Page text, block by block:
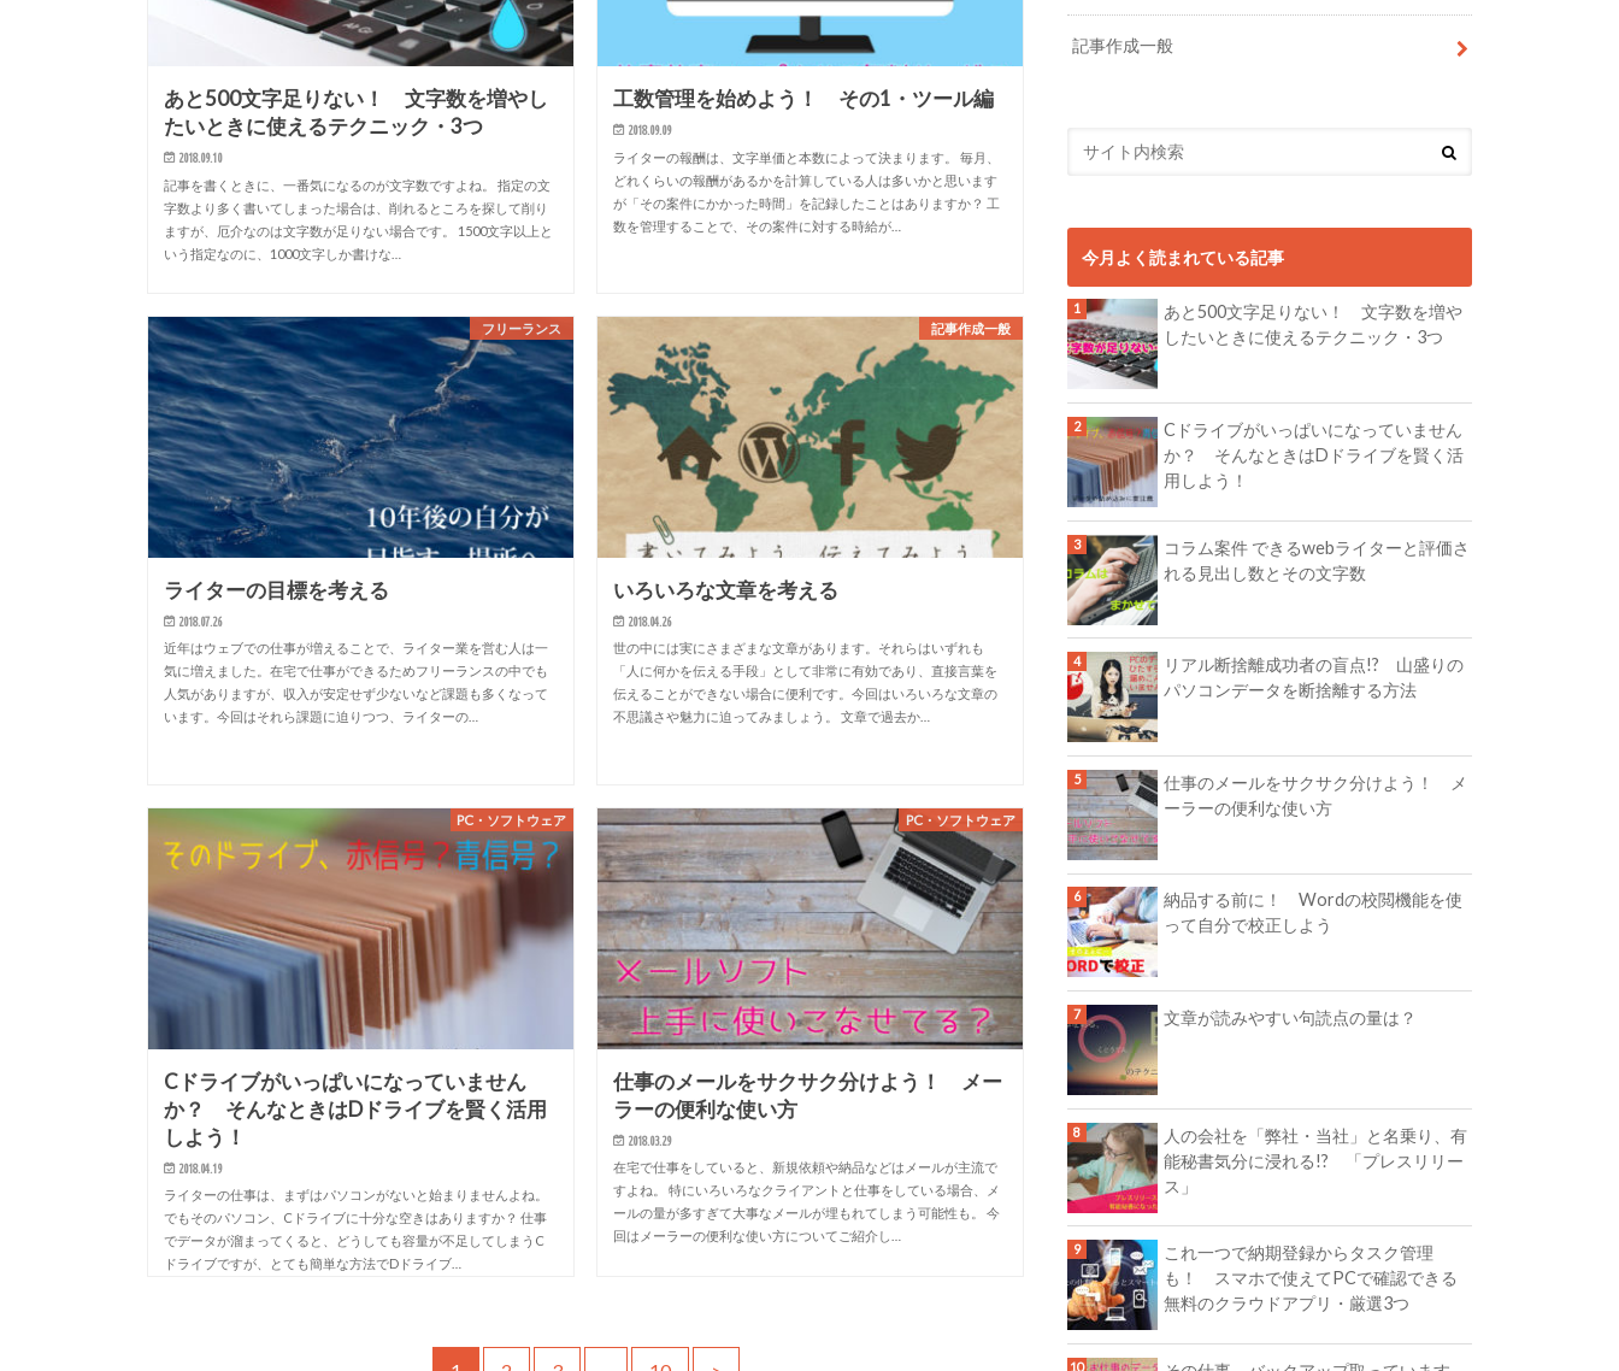
あと500文字足りない！ 文字数を増やし
たいときに使えるテクニック・3つ
2018.09.10
記事を書くときに、一番気になるのが文字数ですよね。 指定の文
字数より多く書いてしまった場合は、削れるところを探して削り
ますが、厄介なのは文字数が足りない場合です。 1500文字以上と
いう指定なのに、1000文字しか書けな…
工数管理を始めよう！ その1・ツール編
2018.09.09
ライターの報酬は、文字単価と本数によって決まります。 毎月、
どれくらいの報酬があるかを計算している人は多いかと思います
が「その案件にかかった時間」を記録したことはありますか？ 工
数を管理することで、その案件に対する時給が…
フリーランス
ライターの目標を考える
2018.07.26
近年はウェブでの仕事が増えることで、ライター業を営む人は一
気に増えました。在宅で仕事ができるためフリーランスの中でも
人気がありますが、収入が安定せず少ないなど課題も多くなって
います。今回はそれら課題に迫りつつ、ライターの…
記事作成一般
いろいろな文章を考える
2018.04.26
世の中には実にさまざまな文章があります。それらはいずれも
「人に何かを伝える手段」として非常に有効であり、直接言葉を
伝えることができない場合に便利です。今回はいろいろな文章の
不思議さや魅力に迫ってみましょう。 文章で過去か…
PC・ソフトウェア
Cドライブがいっぱいになっていません
か？ そんなときはDドライブを賢く活用
しよう！
2018.04.19
ライターの仕事は、まずはパソコンがないと始まりませんよね。
でもそのパソコン、Cドライブに十分な空きはありますか？ 仕事
でデータが溜まってくると、どうしても容量が不足してしまうC
ドライブですが、とても簡単な方法でDドライブ…
PC・ソフトウェア
仕事のメールをサクサク分けよう！ メー
ラーの便利な使い方
2018.03.29
在宅で仕事をしていると、新規依頼や納品などはメールが主流で
すよね。 特にいろいろなクライアントと仕事をしている場合、メ
ールの量が多すぎて大事なメールが埋もれてしまう可能性も。 今
回はメーラーの便利な使い方についてご紹介し…
記事作成一般
今月よく読まれている記事
あと500文字足りない！ 文字数を増や
したいときに使えるテクニック・3つ
Cドライブがいっぱいになっていません
か？ そんなときはDドライブを賢く活
用しよう！
コラム案件 できるwebライターと評価さ
れる見出し数とその文字数
リアル断捨離成功者の盲点!? 山盛りの
パソコンデータを断捨離する方法
仕事のメールをサクサク分けよう！ メ
ーラーの便利な使い方
納品する前に！ Wordの校閲機能を使
って自分で校正しよう
文章が読みやすい句読点の量は？
人の会社を「弊社・当社」と名乗り、有
能秘書気分に浸れる!? 「プレスリリー
ス」
これ一つで納期登録からタスク管理
も！ スマホで使えてPCで確認できる
無料のクラウドアプリ・厳選3つ